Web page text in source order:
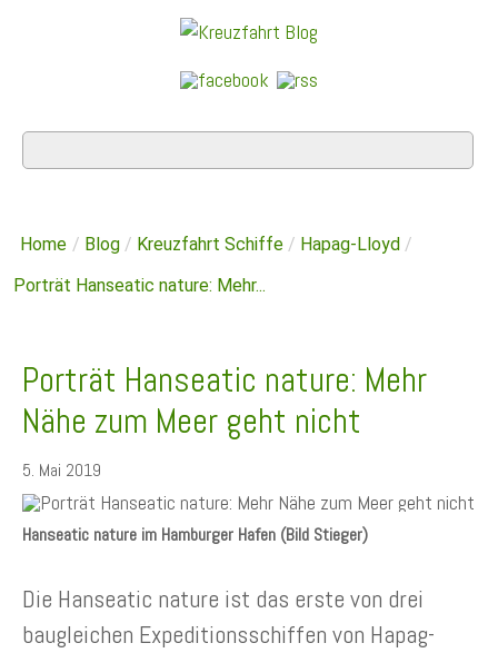
Home / Blog / Kreuzfahrt Schiffe / Hapag-Lloyd /
Porträt Hanseatic nature: Mehr...
Porträt Hanseatic nature: Mehr
Nähe zum Meer geht nicht
5. Mai 2019
Hanseatic nature im Hamburger Hafen (Bild Stieger)
Die Hanseatic nature ist das erste von drei
baugleichen Expeditionsschiffen von Hapag-